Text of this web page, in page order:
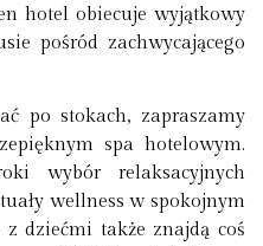
hotel obiecuje wyjątkowy
pośród zachwycającego
po stokach, zapraszamy
spa hotelowym.
wybór relaksacyjnych
wellness w spokojnym
dziećmi także znajdą coś